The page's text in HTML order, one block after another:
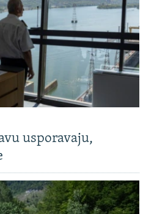
usporavaju,